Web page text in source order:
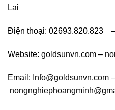
Lai
Điện thoại: 02693.820.823
Website: goldsunvn.com –
Email: Info@goldsunvn.com –